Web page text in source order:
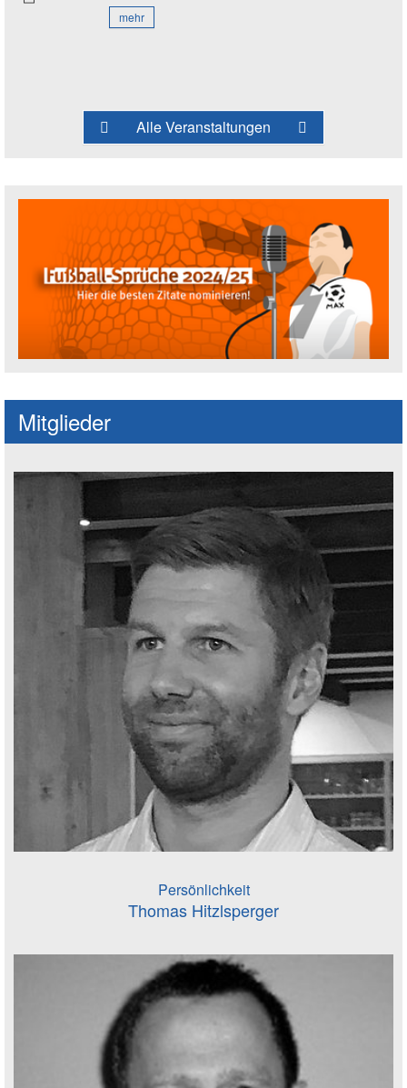
mehr
Alle Veranstaltungen
Fußballspruch des Jahres: Spruch
Mitglieder
Persönlichkeit
Thomas Hitzlsperger